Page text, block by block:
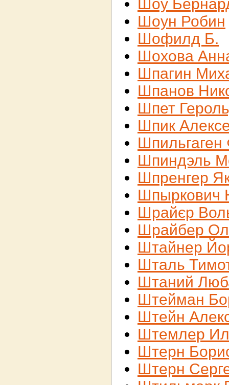
Шоу
Шоун Робин
Шофилд Б.
Шохова
Шпагин
Шпанов
Шпет
Шпик
Шпиндэль
Шпренгер
Шпыркович
Шрайєр
Шрайбер
Штайнер
Шталь
Штаний
Штейман
Штейн
Штемлер
Штерн
Штерн